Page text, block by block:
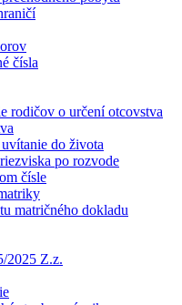
čísla
rodičov o určení otcovstva
do života
po rozvode
čísle
matričného dokladu
2025 Z.z.